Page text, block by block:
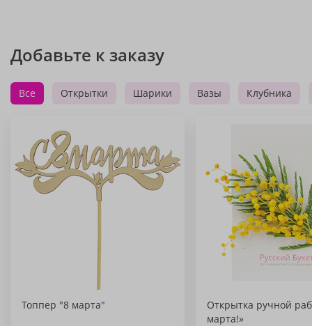
Добавьте к заказу
Все Открытки Шарики Вазы Клубника
Топпер "8 марта"
Открытка ручной
марта!»